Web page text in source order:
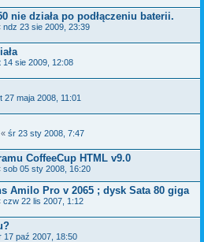
nie działa po podłączeniu baterii.
ndz 23 sie 2009, 23:39
14 sie 2009, 12:08
27 maja 2008, 11:01
« śr 23 sty 2008, 7:47
CoffeeCup HTML v9.0
sob 05 sty 2008, 16:20
Amilo Pro v 2065 ; dysk Sata 80 giga
czw 22 lis 2007, 1:12
17 paź 2007, 18:50